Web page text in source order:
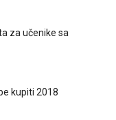
za učenike sa
kupiti 2018